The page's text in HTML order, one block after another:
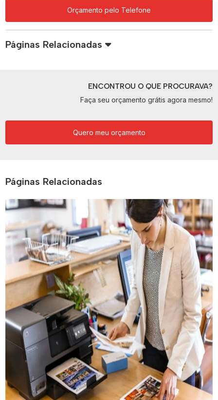
Orçamento pelo Telefone
Páginas Relacionadas
ENCONTROU O QUE PROCURAVA?
Faça seu orçamento grátis agora mesmo!
Quero meu orçamento
Páginas Relacionadas